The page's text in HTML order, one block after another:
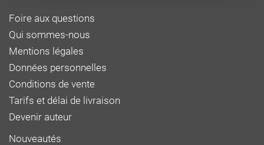
Foire aux questions
Qui sommes-nous
Mentions légales
Données personnelles
Conditions de vente
Tarifs et délai de livraison
Devenir auteur
Nouveautés